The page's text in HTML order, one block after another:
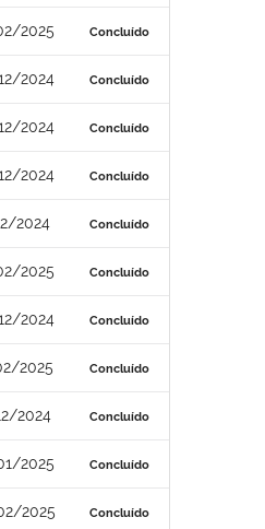
2025 Concluído
2024 Concluído
2024 Concluído
2024 Concluído
2024 Concluído
2025 Concluído
2024 Concluído
2025 Concluído
2024 Concluído
2025 Concluído
2025 Concluído